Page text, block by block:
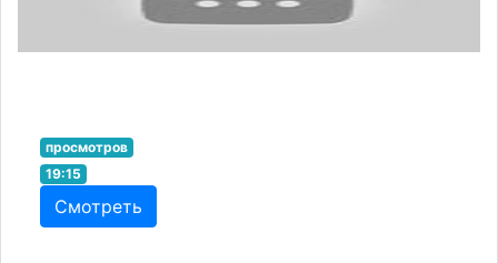
просмотров
19:15
Смотреть